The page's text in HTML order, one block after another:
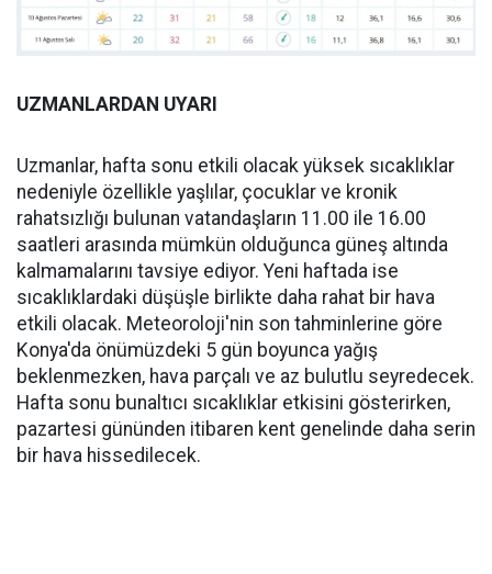
UZMANLARDAN UYARI
Uzmanlar, hafta sonu etkili olacak yüksek sıcaklıklar
nedeniyle özellikle yaşlılar, çocuklar ve kronik
rahatsızlığı bulunan vatandaşların 11.00 ile 16.00
saatleri arasında mümkün olduğunca güneş altında
kalmamalarını tavsiye ediyor. Yeni haftada ise
sıcaklıklardaki düşüşle birlikte daha rahat bir hava
etkili olacak. Meteoroloji'nin son tahminlerine göre
Konya'da önümüzdeki 5 gün boyunca yağış
beklenmezken, hava parçalı ve az bulutlu seyredecek.
Hafta sonu bunaltıcı sıcaklıklar etkisini gösterirken,
pazartesi gününden itibaren kent genelinde daha serin
bir hava hissedilecek.